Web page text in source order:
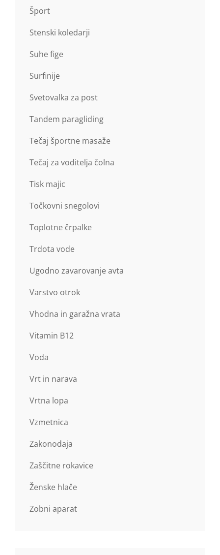
Šport
Stenski koledarji
Suhe fige
Surfinije
Svetovalka za post
Tandem paragliding
Tečaj športne masaže
Tečaj za voditelja čolna
Tisk majic
Točkovni snegolovi
Toplotne črpalke
Trdota vode
Ugodno zavarovanje avta
Varstvo otrok
Vhodna in garažna vrata
Vitamin B12
Voda
Vrt in narava
Vrtna lopa
Vzmetnica
Zakonodaja
Zaščitne rokavice
Ženske hlače
Zobni aparat